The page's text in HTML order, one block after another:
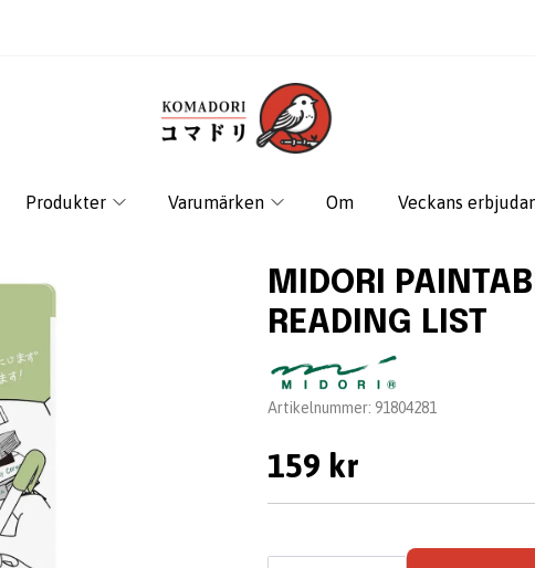
Produkter Varumärken Om Veckans
MIDORI
READING LIST
Leverantör:
Artikelnummer: 91804281
159 kr